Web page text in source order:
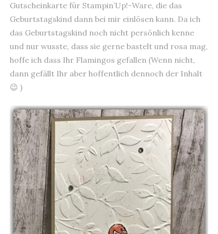
Gutscheinkarte für Stampin’Up!-Ware, die das
Geburtstagskind dann bei mir einlösen kann. Da ich
das Geburtstagskind noch nicht persönlich kenne
und nur wusste, dass sie gerne bastelt und rosa mag,
hoffe ich dass Ihr Flamingos gefallen (Wenn nicht,
dann gefällt Ihr aber hoffentlich dennoch der Inhalt
😉 )